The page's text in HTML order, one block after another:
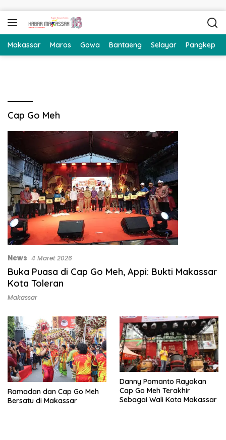
Makassar Maros Gowa Bantaeng Selayar Pangkep
Cap Go Meh
News 4 Maret 2026
Buka Puasa di Cap Go Meh, Appi: Bukti Makassar
Kota Toleran
Makassar
Ramadan dan Cap Go Meh
Bersatu di Makassar
Danny Pomanto Rayakan
Cap Go Meh Terakhir
Sebagai Wali Kota Makassar